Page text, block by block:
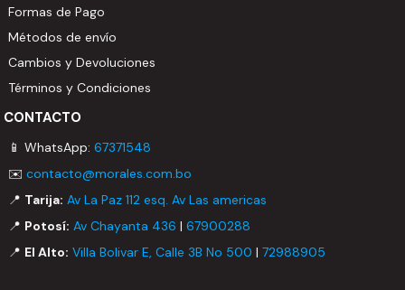
Formas de Pago
Métodos de envío
Cambios y Devoluciones
Términos y Condiciones
CONTACTO
📱 WhatsApp:67371548
✉️contacto@morales.com.bo
📍 Tarija: Av La Paz 112 esq. Av Las americas
📍 Potosí: Av Chayanta 436 |67900288
📍 El Alto: Villa Bolivar E, Calle 3B No 500 |72988905